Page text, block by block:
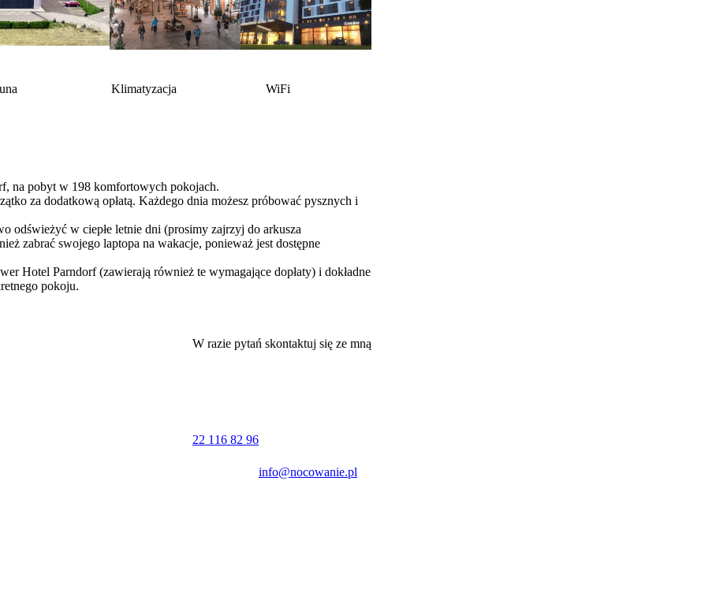
Klimatyzacja WiFi
na pobyt w 198 komfortowych pokojach.
za dodatkową opłatą. Każdego dnia możesz próbować pysznych i
odświeżyć w ciepłe letnie dni (prosimy zajrzyj do arkusza
zabrać swojego laptopa na wakacje, ponieważ jest dostępne
Hotel Parndorf (zawierają również te wymagające dopłaty) i dokładne
pokoju.
pobytu.
W razie pytań skontaktuj się ze mną
22 116 82 96
info@nocowanie.pl